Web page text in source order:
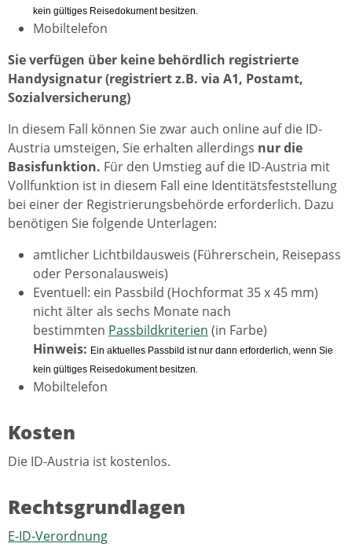
kein gültiges Reisedokument besitzen.
Mobiltelefon
Sie verfügen über keine behördlich registrierte
Handysignatur (registriert z.B. via A1, Postamt,
Sozialversicherung)
In diesem Fall können Sie zwar auch online auf die ID-
Austria umsteigen, Sie erhalten allerdings nur die
Basisfunktion. Für den Umstieg auf die ID-Austria mit
Vollfunktion ist in diesem Fall eine Identitätsfeststellung
bei einer der Registrierungsbehörde erforderlich. Dazu
benötigen Sie folgende Unterlagen:
amtlicher Lichtbildausweis (Führerschein, Reisepass
oder Personalausweis)
Eventuell: ein Passbild (Hochformat 35 x 45 mm)
nicht älter als sechs Monate nach
bestimmten Passbildkriterien (in Farbe)
Hinweis: Ein aktuelles Passbild ist nur dann erforderlich, wenn Sie
kein gültiges Reisedokument besitzen.
Mobiltelefon
Kosten
Die ID-Austria ist kostenlos.
Rechtsgrundlagen
E-ID-Verordnung